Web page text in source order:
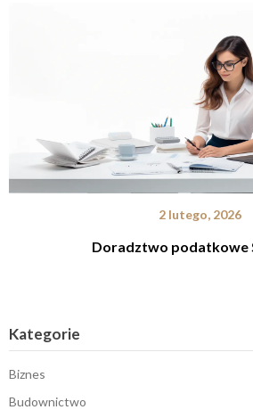
2 lutego, 2026
Doradztwo podatkowe
Kategorie
Biznes
Budownictwo